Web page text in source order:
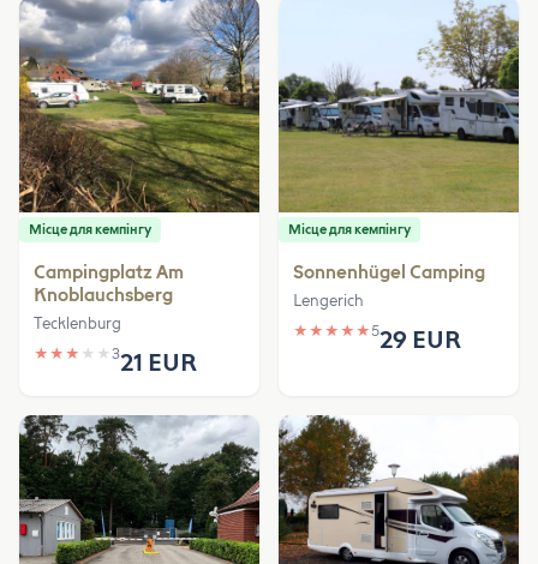
Місце для кемпінгу
Campingplatz Am
Knoblauchsberg
Tecklenburg
★ ★ ★ ★ ★ 321 EUR
Місце для кемпінгу
Sonnenhügel Camping
Lengerich
★ ★ ★ ★ ★529 EUR